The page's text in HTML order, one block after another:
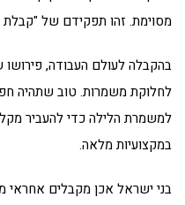
מסוימת. זהו תפקידם של
בהקבלה לעולם העבודה,
לחלוקת משמרות. טוב שתהיה
למשמרת הלילה כדי להעביר
במקצועיות מלאה.
בני ישראל אכן מקבלים